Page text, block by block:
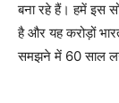
बना रहे हैं। हमें इस
है और यह करोड़ों
समझने में 60 साल लग